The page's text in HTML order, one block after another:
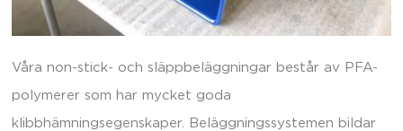
Våra non-stick- och släppbeläggningar består av PFA-
polymerer som har mycket goda
klibbhämningsegenskaper. Beläggningssystemen bildar